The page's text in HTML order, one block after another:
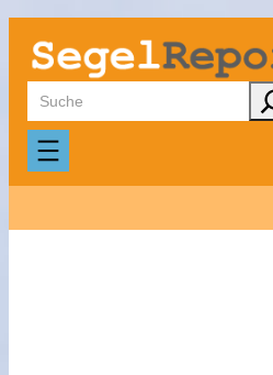
Zum
Inhalt
springen
Suchen